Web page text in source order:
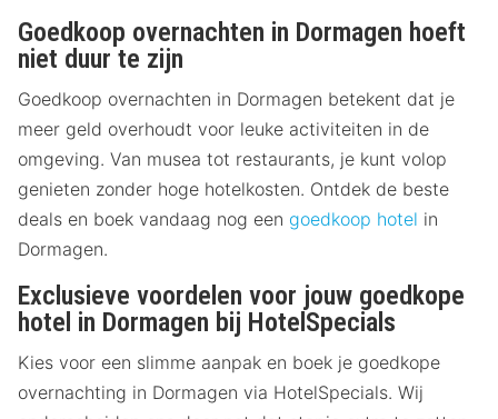
Goedkoop overnachten in Dormagen hoeft
niet duur te zijn
Goedkoop overnachten in Dormagen betekent dat je
meer geld overhoudt voor leuke activiteiten in de
omgeving. Van musea tot restaurants, je kunt volop
genieten zonder hoge hotelkosten. Ontdek de beste
deals en boek vandaag nog een goedkoop hotel in
Dormagen.
Exclusieve voordelen voor jouw goedkope
hotel in Dormagen bij HotelSpecials
Kies voor een slimme aanpak en boek je goedkope
overnachting in Dormagen via HotelSpecials. Wij